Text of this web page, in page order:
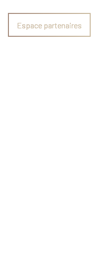
Espace partenaires